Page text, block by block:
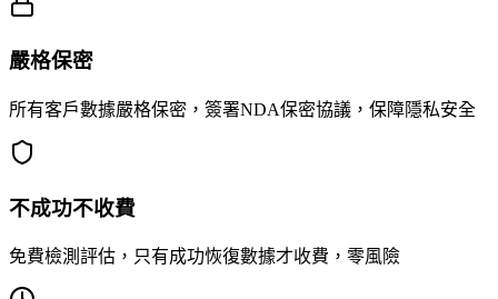
嚴格保密
所有客戶數據嚴格保密，簽署NDA保密協議，保障隱私安全
不成功不收費
免費檢測評估，只有成功恢復數據才收費，零風險